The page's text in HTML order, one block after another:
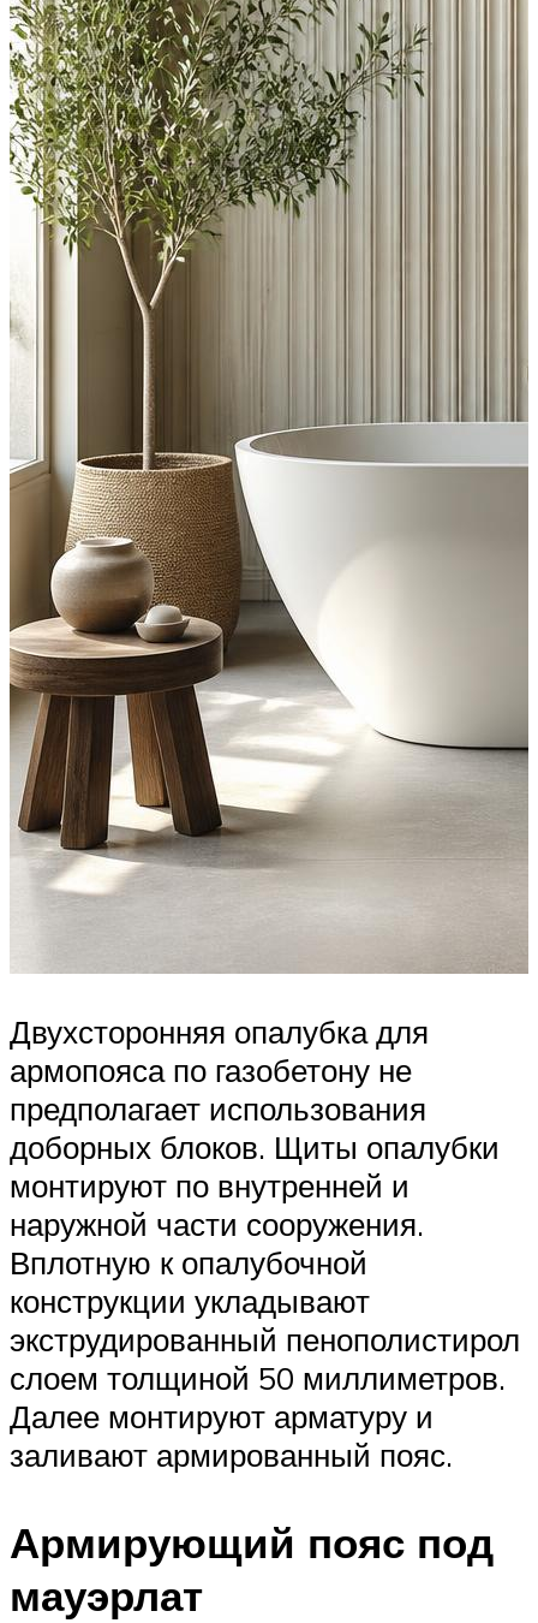
Двухсторонняя опалубка для
армопояса по газобетону не
предполагает использования
доборных блоков. Щиты опалубки
монтируют по внутренней и
наружной части сооружения.
Вплотную к опалубочной
конструкции укладывают
экструдированный пенополистирол
слоем толщиной 50 миллиметров.
Далее монтируют арматуру и
заливают армированный пояс.
Армирующий пояс под
мауэрлат